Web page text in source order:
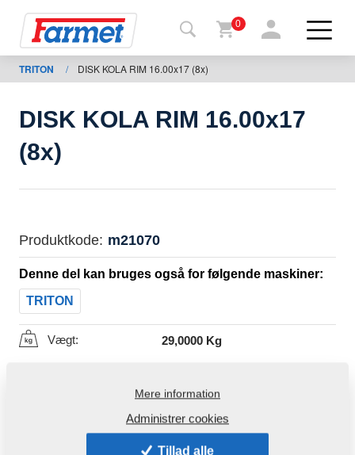
Tilbage
til web
Farmet
shop
Mine
Til
download
Kontakt
0
TRITON / DISK KOLA RIM 16.00x17 (8x)
DISK KOLA RIM 16.00x17
(8x)
Produktkode: m21070
Denne del kan bruges også for følgende maskiner:
TRITON
Vægt: 29,0000 Kg
Mere information
Administrer cookies
Tillad alle